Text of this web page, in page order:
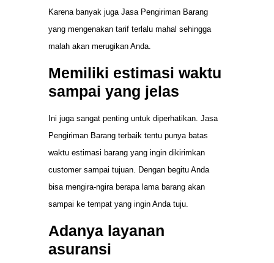
Karena banyak juga Jasa Pengiriman Barang
yang mengenakan tarif terlalu mahal sehingga
malah akan merugikan Anda.
Memiliki estimasi waktu
sampai yang jelas
Ini juga sangat penting untuk diperhatikan. Jasa
Pengiriman Barang terbaik tentu punya batas
waktu estimasi barang yang ingin dikirimkan
customer sampai tujuan. Dengan begitu Anda
bisa mengira-ngira berapa lama barang akan
sampai ke tempat yang ingin Anda tuju.
Adanya layanan
asuransi